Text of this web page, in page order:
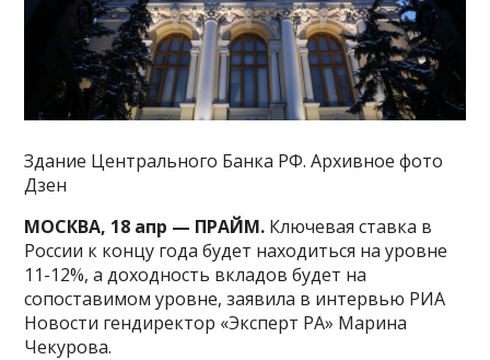
Здание Центрального Банка РФ. Архивное фото
Дзен
МОСКВА, 18 апр — ПРАЙМ. Ключевая ставка в
России к концу года будет находиться на уровне
11-12%, а доходность вкладов будет на
сопоставимом уровне, заявила в интервью РИА
Новости гендиректор «Эксперт РА» Марина
Чекурова.